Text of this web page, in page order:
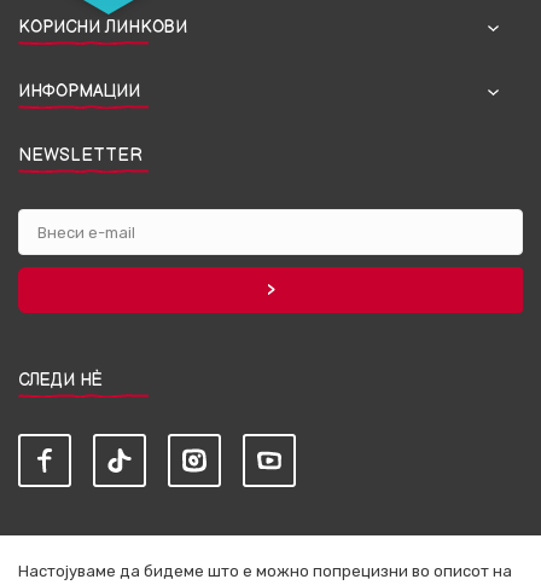
КОРИСНИ ЛИНКОВИ
ИНФОРМАЦИИ
NEWSLETTER
СЛЕДИ НЀ
Настојуваме да бидеме што е можно попрецизни во описот на